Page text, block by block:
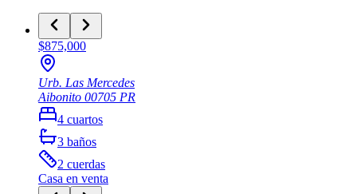
$875,000
Urb. Las Mercedes
Aibonito 00705 PR
4 cuartos
3 baños
2 cuerdas
Casa en venta